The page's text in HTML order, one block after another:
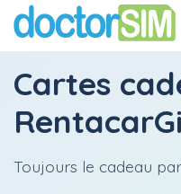
Cartes
Toujours le cadeau